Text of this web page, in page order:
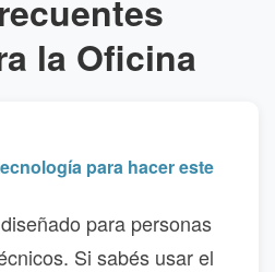
la Oficina
para hacer este
para personas
Si sabés usar el